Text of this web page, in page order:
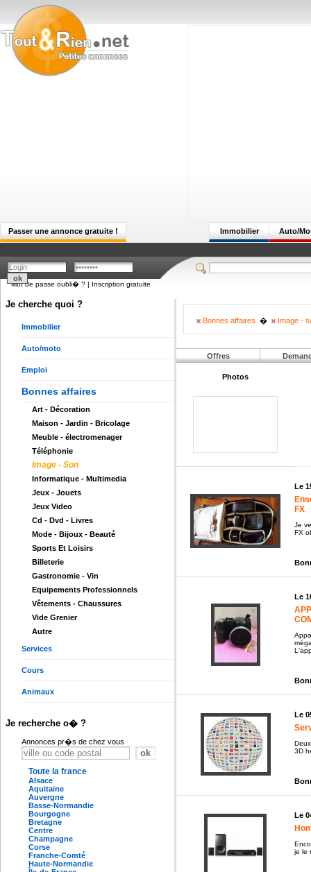
Passer une annonce gratuite ! Auto/
Immobilier
Mot de passe oubli� ? | Inscription gratuite
Je cherche quoi ?
Immobilier
Auto/moto
Emploi
Bonnes affaires
Art - Décoration
Maison - Jardin - Bricolage
Meuble - électromenager
Téléphonie
Image - Son
Informatique - Multimedia
Jeux - Jouets
Jeux Video
Cd - Dvd - Livres
Mode - Bijoux - Beauté
Sports Et Loisirs
Billeterie
Gastronomie - Vin
Equipements Professionnels
Vêtements - Chaussures
Vide Grenier
Autre
Services
Cours
Animaux
Je recherche o� ?
Annonces pr�s de chez vous
Toute la france
Alsace
Aquitaine
Auvergne
Basse-Normandie
Bourgogne
Bretagne
Centre
Champagne
Corse
Franche-Comté
Haute-Normandie
Bonnes affaires � Image -
Offres
Photos
Le
FX
Je
FX
Le
Le
3D
Le
je le